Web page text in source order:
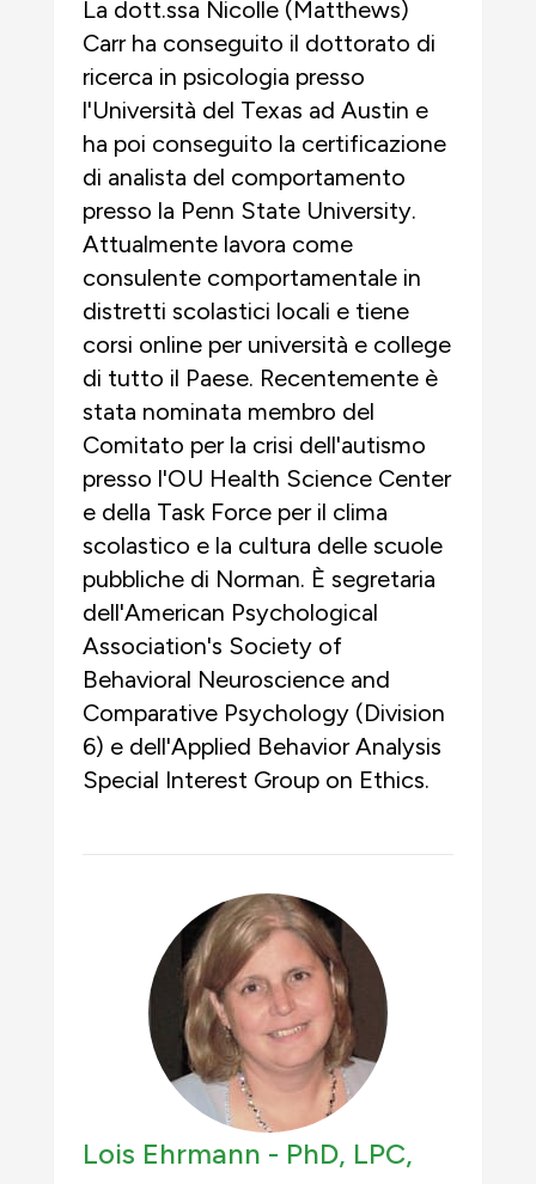
La dott.ssa Nicolle (Matthews)
Carr ha conseguito il dottorato di
ricerca in psicologia presso
l'Università del Texas ad Austin e
ha poi conseguito la certificazione
di analista del comportamento
presso la Penn State University.
Attualmente lavora come
consulente comportamentale in
distretti scolastici locali e tiene
corsi online per università e college
di tutto il Paese. Recentemente è
stata nominata membro del
Comitato per la crisi dell'autismo
presso l'OU Health Science Center
e della Task Force per il clima
scolastico e la cultura delle scuole
pubbliche di Norman. È segretaria
dell'American Psychological
Association's Society of
Behavioral Neuroscience and
Comparative Psychology (Division
6) e dell'Applied Behavior Analysis
Special Interest Group on Ethics.
Lois Ehrmann - PhD, LPC,